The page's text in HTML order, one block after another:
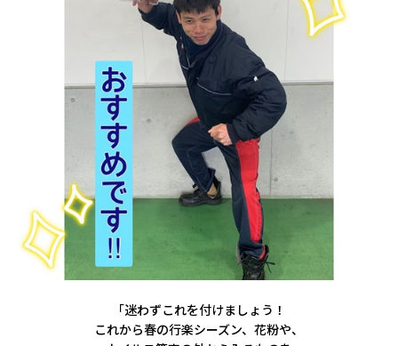
「迷わずこれを付けましょう！
これから春の行楽シーズン、花粉や、